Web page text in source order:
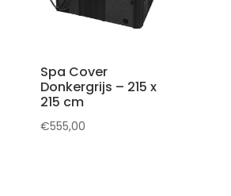
Spa Cover
Donkergrijs – 215 x
215 cm
€555,00